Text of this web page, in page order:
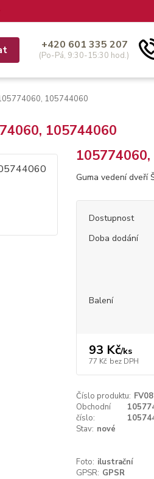
+420 601 335 207
(Po-Pá, 9:30-15:30 hod.)
105744060
105744060
Guma vedení dveří
Dostupnost
Doba dodání
Balení
93 Kč/ks
77 Kč bez DPH
Číslo produktu:
Obchodní
číslo:
Stav: nové
Foto: ilustrační
GPSR: GPSR